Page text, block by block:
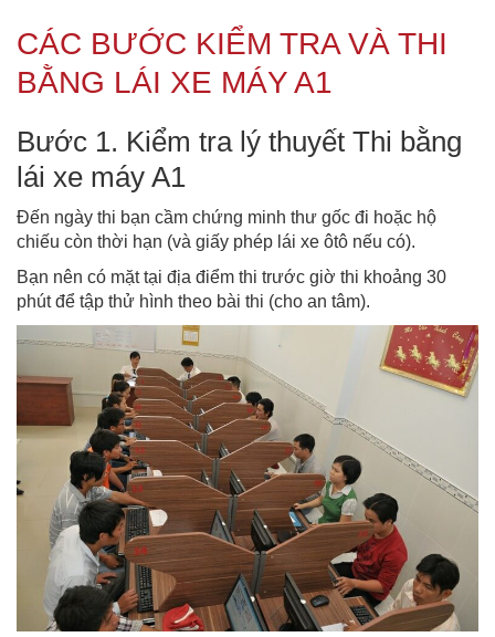
CÁC BƯỚC KIỂM TRA VÀ THI
BẰNG LÁI XE MÁY A1
Bước 1. Kiểm tra lý thuyết Thi bằng
lái xe máy A1
Đến ngày thi bạn cầm chứng minh thư gốc đi hoặc hộ
chiếu còn thời hạn (và giấy phép lái xe ôtô nếu có).
Bạn nên có mặt tại địa điểm thi trước giờ thi khoảng 30
phút để tập thử hình theo bài thi (cho an tâm).